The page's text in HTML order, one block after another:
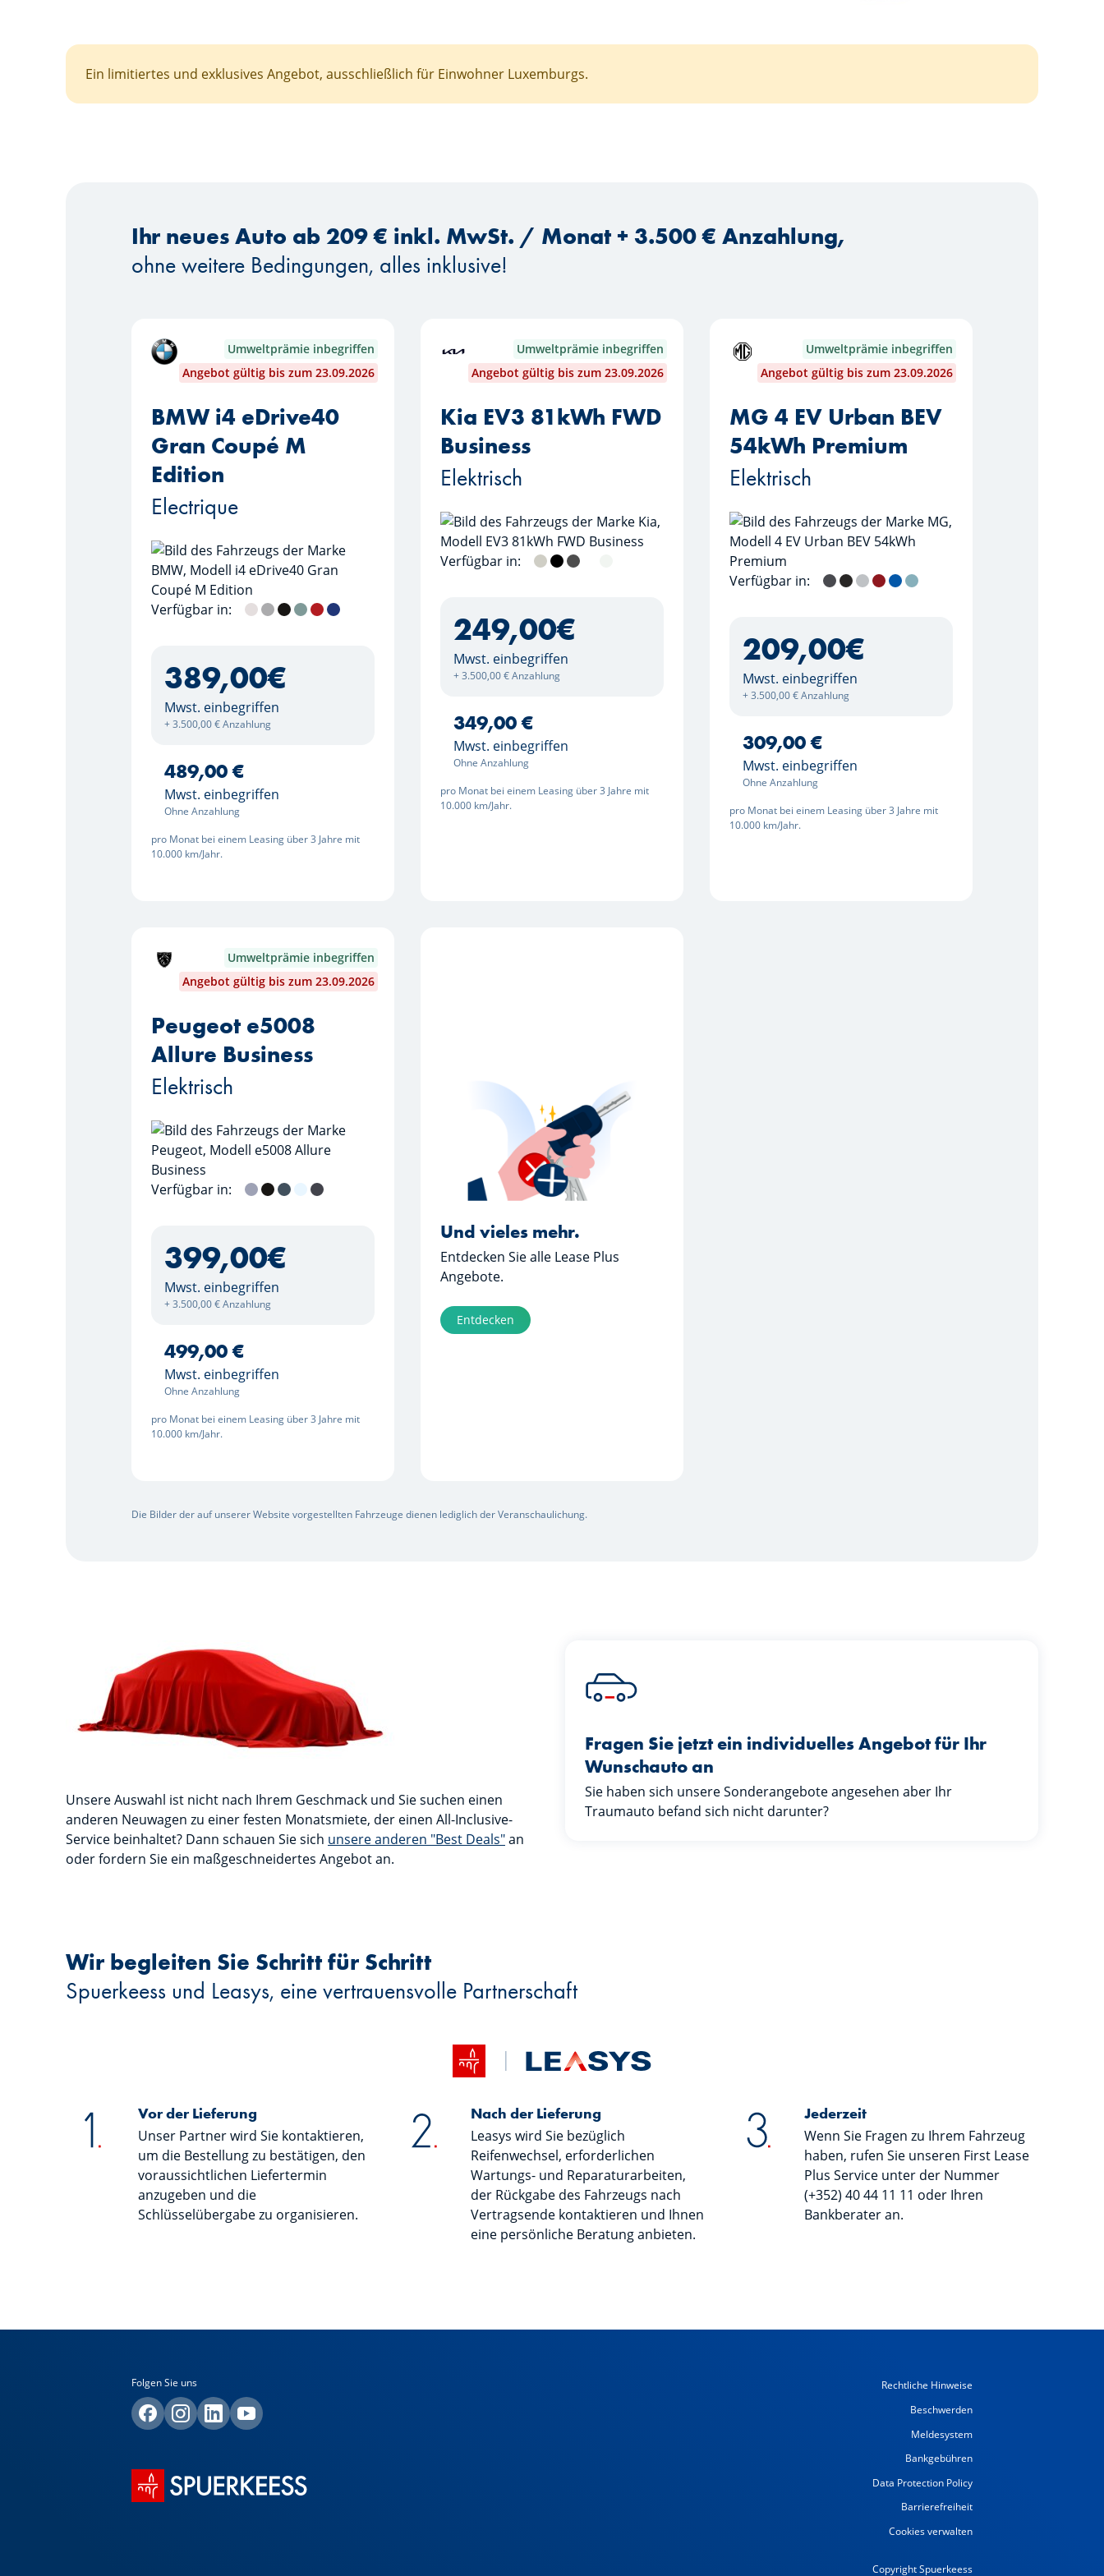
Ein limitiertes und exklusives Angebot, ausschließlich für Einwohner Luxemburgs.
Ihr neues Auto ab 209 € inkl. MwSt. / Monat + 3.500 € Anzahlung,
ohne weitere Bedingungen, alles inklusive!
Umweltprämie inbegriffen
Angebot gültig bis zum 23.09.2026
BMW i4 eDrive40
Gran Coupé M
Edition
Electrique
Verfügbar in: Mineralweiss
M Brooklyn Grau
Saphirschwarz
Cape York Green
Fire Red
M Portimao Blau
389,00€
Mwst. einbegriffen
+ 3.500,00 € Anzahlung
489,00 €
Mwst. einbegriffen
Ohne Anzahlung
pro Monat bei einem Leasing über 3 Jahre mit
10.000 km/Jahr.
Umweltprämie inbegriffen
Angebot gültig bis zum 23.09.2026
Kia EV3 81kWh FWD
Business
Elektrisch
Verfügbar in: Ivory Silver
Aurora Black
Shale Grey
249,00€
Mwst. einbegriffen
+ 3.500,00 € Anzahlung
349,00 €
Mwst. einbegriffen
Ohne Anzahlung
pro Monat bei einem Leasing über 3 Jahre mit
10.000 km/Jahr.
Umweltprämie inbegriffen
Angebot gültig bis zum 23.09.2026
MG 4 EV Urban BEV
54kWh Premium
Elektrisch
Verfügbar in: Andes Grey
Pebble Black
Cosmic Silver
Diamond Red
Brighton Blue
Stone Green
209,00€
Mwst. einbegriffen
+ 3.500,00 € Anzahlung
309,00 €
Mwst. einbegriffen
Ohne Anzahlung
pro Monat bei einem Leasing über 3 Jahre mit
10.000 km/Jahr.
Umweltprämie inbegriffen
Angebot gültig bis zum 23.09.2026
Peugeot e5008
Allure Business
Elektrisch
Verfügbar in: Artense Silber
Perla Nera Schwarz
Ingaro Blau
Okenit Weiß
Titan Grau
399,00€
Mwst. einbegriffen
+ 3.500,00 € Anzahlung
499,00 €
Mwst. einbegriffen
Ohne Anzahlung
pro Monat bei einem Leasing über 3 Jahre mit
10.000 km/Jahr.
Und vieles mehr.
Entdecken Sie alle Lease Plus
Angebote.
Entdecken
Die Bilder der auf unserer Website vorgestellten Fahrzeuge dienen lediglich der Veranschaulichung.
Unsere Auswahl ist nicht nach Ihrem Geschmack und Sie suchen einen
anderen Neuwagen zu einer festen Monatsmiete, der einen All-Inclusive-
Service beinhaltet? Dann schauen Sie sich unsere anderen "Best Deals"an
oder fordern Sie ein maßgeschneidertes Angebot an.
Fragen Sie jetzt ein individuelles Angebot für Ihr
Wunschauto an
Sie haben sich unsere Sonderangebote angesehen aber Ihr
Traumauto befand sich nicht darunter?
Wir begleiten Sie Schritt für Schritt
Spuerkeess und Leasys, eine vertrauensvolle Partnerschaft
Vor der Lieferung
Unser Partner wird Sie kontaktieren,
um die Bestellung zu bestätigen, den
voraussichtlichen Liefertermin
anzugeben und die
Schlüsselübergabe zu organisieren.
Nach der Lieferung
Leasys wird Sie bezüglich
Reifenwechsel, erforderlichen
Wartungs- und Reparaturarbeiten,
der Rückgabe des Fahrzeugs nach
Vertragsende kontaktieren und Ihnen
eine persönliche Beratung anbieten.
Jederzeit
Wenn Sie Fragen zu Ihrem Fahrzeug
haben, rufen Sie unseren First Lease
Plus Service unter der Nummer
(+352) 40 44 11 11 oder Ihren
Bankberater an.
Folgen Sie uns
Rechtliche Hinweise
Beschwerden
Meldesystem
Bankgebühren
Data Protection Policy
Barrierefreiheit
Cookies verwalten
Copyright Spuerkeess